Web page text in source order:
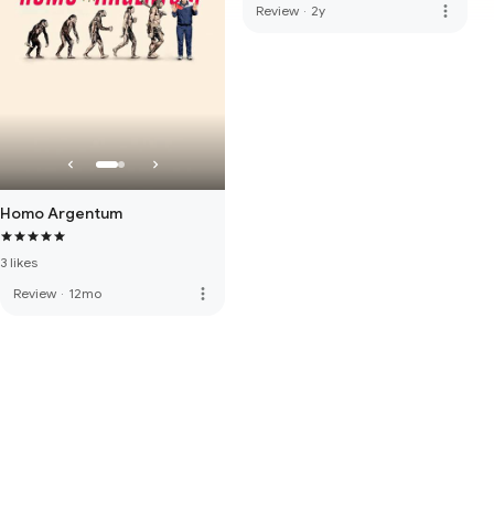
Homo Argentum
3 likes
Review · 12mo more_vert
Review · 2y more_vert